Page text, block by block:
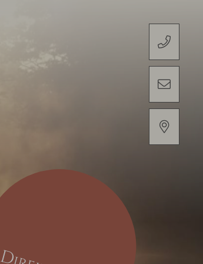
+49 6221 739 130
INFO@HOTEL-ZUR-ALTEN-
LAGE & ANREISE
D